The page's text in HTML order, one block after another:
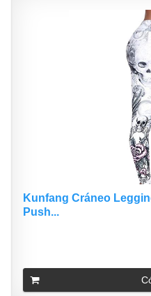
Kunfang Cráneo
Push...